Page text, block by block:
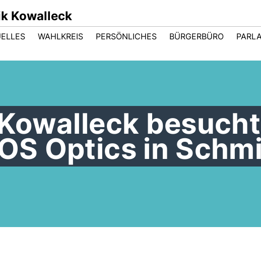
Kowalleck
WAHLKREIS PERSÖNLICHES BÜRGERBÜRO
besucht
Optics in